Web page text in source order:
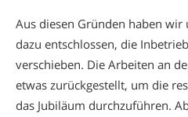
Aus diesen Gründen haben wir
dazu entschlossen, die
verschieben. Die Arbeiten an
etwas zurückgestellt, um die
das Jubiläum durchzuführen.